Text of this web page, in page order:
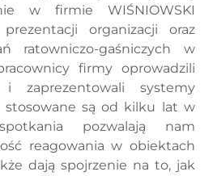
w firmie WIŚNIOWSKI
organizacji oraz
ratowniczo-gaśniczych w
firmy oprowadzili
zaprezentowali systemy
stosowane są od kilku lat w
pozwalają nam
reagowania w obiektach
dają spojrzenie na to, jak